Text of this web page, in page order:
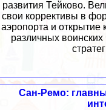
развития Тейково.
свои коррективы в
аэропорта и открытие
различных
Сан-Ремо: